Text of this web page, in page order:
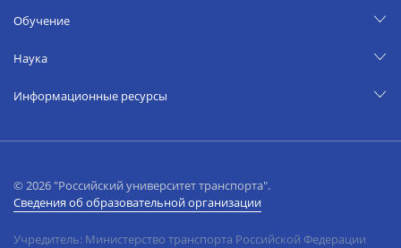
Обучение
Наука
Информационные ресурсы
© 2026 "Российский университет транспорта".
Сведения об образовательной организации
Учредитель: Министерство транспорта Российской Федерации